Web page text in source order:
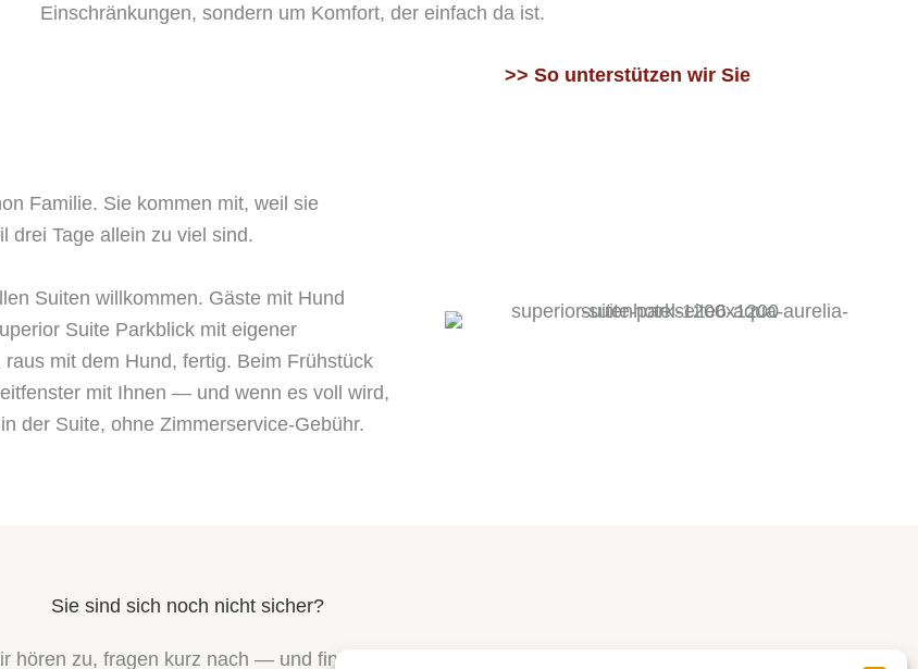
Einschränkungen, sondern um Komfort, der einfach da ist.
>> So unterstützen wir Sie
Familie. Sie kommen mit, weil sie
Tage allein zu viel sind.
Suiten willkommen. Gäste mit Hund
Suite Parkblick mit eigener
mit dem Hund, fertig. Beim Frühstück
mit Ihnen — und wenn es voll wird,
der Suite, ohne Zimmerservice-Gebühr.
Sie sind sich noch nicht sicher?
hören zu, fragen kurz nach — und finden, was zu Ihnen passt.